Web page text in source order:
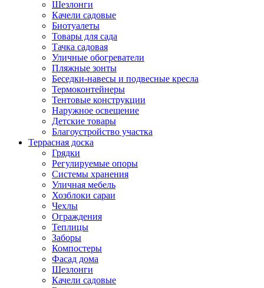
Шезлонги
Качели садовые
Биотуалеты
Товары для сада
Тачка садовая
Уличные обогреватели
Пляжные зонты
Беседки-навесы и подвесные кресла
Термоконтейнеры
Тентовые конструкции
Наружное освещение
Детские товары
Благоустройство участка
Террасная доска
Грядки
Регулируемые опоры
Системы хранения
Уличная мебель
Хозблоки сараи
Чехлы
Ограждения
Теплицы
Заборы
Компостеры
Фасад дома
Шезлонги
Качели садовые